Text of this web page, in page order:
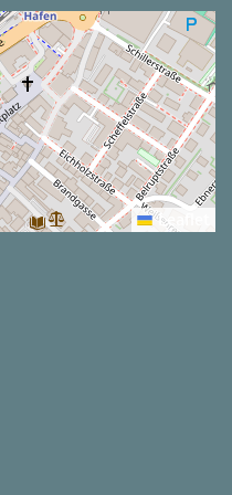
Leaflet